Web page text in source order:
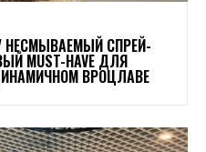
НЕСМЫВАЕМЫЙ СПРЕЙ-
MUST-HAVE ДЛЯ
ВРОЦЛАВЕ